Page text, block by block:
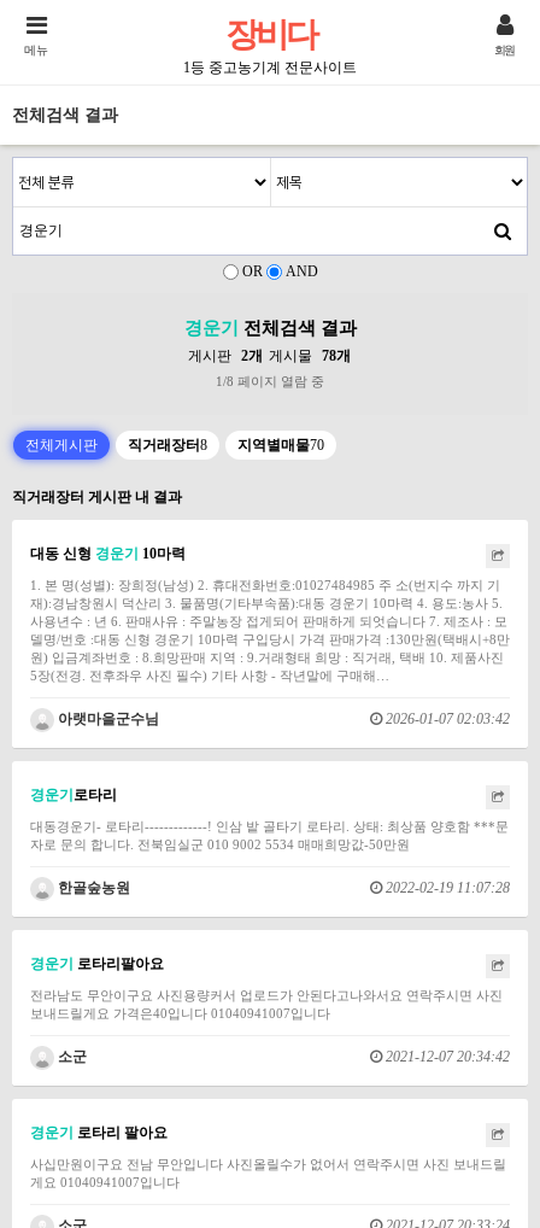
장비다
1등 중고농기계 전문사이트
메뉴 회원
전체검색 결과
OR AND
경운기 전체검색 결과
게시판 2개 게시물 78개
1/8 페이지 열람 중
전체게시판 직거래장터8 지역별매물70
직거래장터 게시판 내 결과
대동 신형 경운기 10마력
1. 본 명(성별): 장희정(남성) 2. 휴대전화번호:01027484985 주 소(번지수 까지 기
재):경남창원시 덕산리 3. 물품명(기타부속품):대동 경운기 10마력 4. 용도:농사 5.
사용년수 : 년 6. 판매사유 : 주말농장 접게되어 판매하게 되엇습니다 7. 제조사 : 모
델명/번호 :대동 신형 경운기 10마력 구입당시 가격 판매가격 :130만원(택배시+8만
원) 입금계좌번호 : 8.희망판매 지역 : 9.거래형태 희망 : 직거래, 택배 10. 제품사진
5장(전경. 전후좌우 사진 필수) 기타 사항 - 작년말에 구매해…
아랫마을군수님 2026-01-07 02:03:42
경운기 로타리
대동경운기- 로타리-------------! 인삼 밭 골타기 로타리. 상태: 최상품 양호함 ***문
자로 문의 합니다. 전북임실군 010 9002 5534 매매희망값-50만원
한골숲농원 2022-02-19 11:07:28
경운기 로타리팔아요
전라남도 무안이구요 사진용량커서 업로드가 안된다고나와서요 연락주시면 사진
보내드릴게요 가격은40입니다 01040941007입니다
소군 2021-12-07 20:34:42
경운기 로타리 팔아요
사십만원이구요 전남 무안입니다 사진올릴수가 없어서 연락주시면 사진 보내드릴
게요 01040941007입니다